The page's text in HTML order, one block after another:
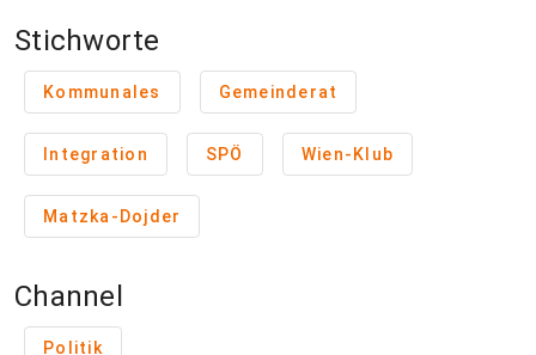
Stichworte
Kommunales Gemeinderat
Integration SPÖ Wien-Klub
Matzka-Dojder
Channel
Politik